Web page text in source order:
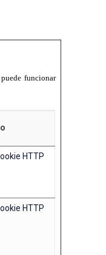
funcionar
HTTP
HTTP